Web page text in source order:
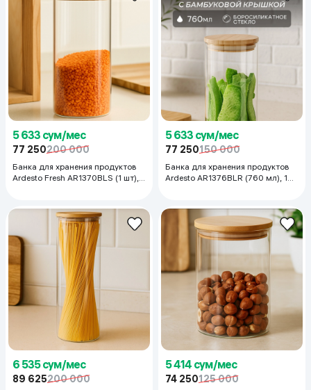
5 633 сум/мес
77 250200 000
Банка для хранения продуктов
Ardesto Fresh AR1370BLS (1 шт),
5 633 сум/мес
77 250150 000
Банка для хранения продуктов
Ardesto AR1376BLR (760 мл), 1
6 535 сум/мес
89 625200 000
5 414 сум/мес
74 250125 000